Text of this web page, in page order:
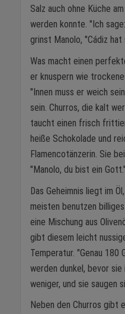
Salz auch ohne Küche
werden konnte. "Ich
grinst Manolo, "Cádiz
Was macht einen
er knuspern wie
"Innen muss er weich
sein. Churros, die kalt
taucht einen frisch
heiße Schokolade und
Flamencotänzerin. Sie
"Manolo, du bist ein Gott."
Das Geheimnis liegt im
meisten benutzen
eine Mischung aus
gibt diesem leicht
Temperatur. "Genau 180
werden dunkel, bevor sie
weniger, und sie saugen
Neben den Churros gibt